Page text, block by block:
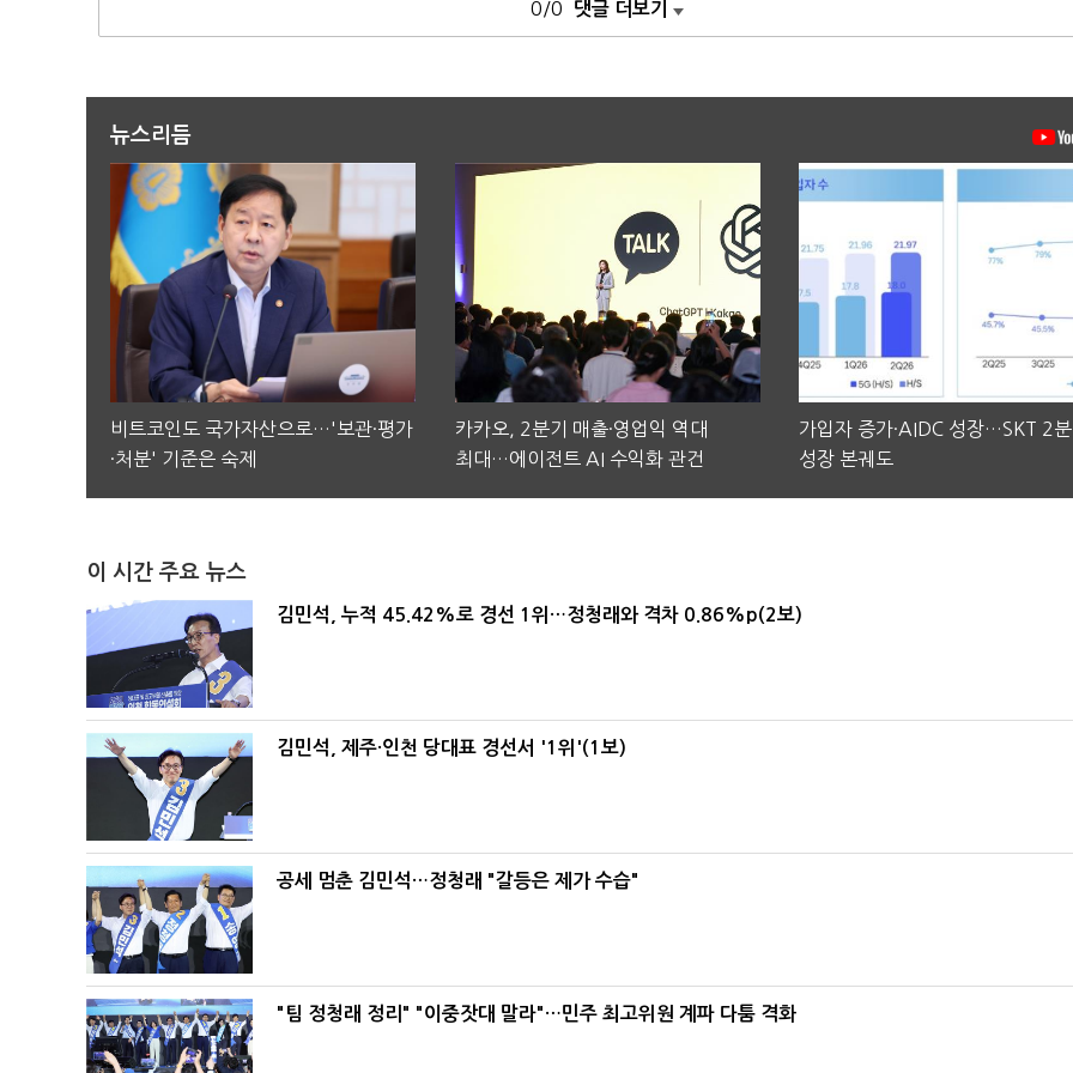
0/0 댓글 더보기
뉴스리듬
비트코인도 국가자산으로…'보관·평가
·처분' 기준은 숙제
카카오, 2분기 매출·영업익 역대
최대…에이전트 AI 수익화 관건
가입자 증가·AIDC 성장…SKT 2
성장 본궤도
이 시간 주요 뉴스
김민석, 누적 45.42%로 경선 1위…정청래와 격차 0.86%p(2보)
김민석, 제주·인천 당대표 경선서 '1위'(1보)
공세 멈춘 김민석…정청래 "갈등은 제가 수습"
"팀 정청래 정리" "이중잣대 말라"…민주 최고위원 계파 다툼 격화